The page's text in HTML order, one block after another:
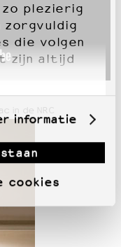
plezierig
zorgvuldig
die volgen
zijn altijd
informatie
cookies
in de NRC